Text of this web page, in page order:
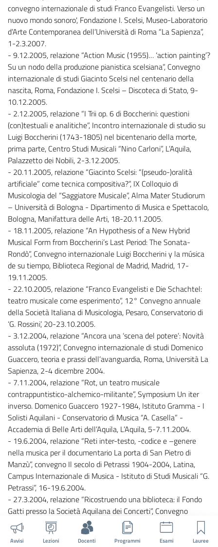
convegno internazionale di studi Franco Evangelisti. Verso un
nuovo mondo sonoro', Fondazione I. Scelsi, Museo-Laboratorio
d’Arte Contemporanea dell’Università di Roma “La Sapienza”,
1-2.3.2007.
- 9.12.2005, relazione “Action Music (1955)… ‘action painting’?
Su un nodo della produzione pianistica scelsiana”, Convegno
internazionale di studi Giacinto Scelsi nel centenario della
nascita, Roma, Fondazione I. Scelsi – Discoteca di Stato, 9-
10.12.2005.
- 2.12.2005, relazione “I Trii op. 6 di Boccherini: questioni
(con)testuali e analitiche”, Incontro internazionale di studio su
Luigi Boccherini (1743-1805) nel bicentenario della morte,
prima parte, Centro Studi Musicali “Nino Carloni”, L’Aquila,
Palazzetto dei Nobili, 2-3.12.2005.
- 20.11.2005, relazione “Giacinto Scelsi: “(pseudo-)oralità
artificiale” come tecnica compositiva?”, IX Colloquio di
Musicologia del “Saggiatore Musicale”, Alma Mater Studiorum
– Università di Bologna - Dipartimento di Musica e Spettacolo,
Bologna, Manifattura delle Arti, 18-20.11.2005.
- 18.11.2005, relazione “An Hypothesis of a New Hybrid
Musical Form from Boccherini’s Last Period: The Sonata-
Rondò”, Convegno internazionale Luigi Boccherini y la música
de su tiempo, Biblioteca Regional de Madrid, Madrid, 17-
19.11.2005.
- 22.10.2005, relazione “Franco Evangelisti e Die Schachtel:
teatro musicale come esperimento”, 12° Convegno annuale
della Società Italiana di Musicologia, Pesaro, Conservatorio di
‘G. Rossini’, 20-23.10.2005.
- 3.12.2004, relazione “Ancora una ‘scena del potere’: Novità
assoluta (1972)”, Convegno internazionale di studi Domenico
Guaccero, teoria e prassi dell’avanguardia, Roma, Università La
Sapienza, 2-4 dicembre 2004.
- 7.11.2004, relazione “Rot, un teatro musicale
contrappuntistico-alchemico-militante”, Symposium Un iter
inverso. Domenico Guaccero 1927-1984, Istituto Gramma - I
Solisti Aquilani - Conservatorio di Musica “A. Casella” -
Accademia di Belle Arti dell’Aquila, L’Aquila, 5-7.11.2004.
- 19.6.2004, relazione “Reti inter-testo, -codice e –genere
nella musica per il documentario La porta di San Pietro di
Manzù”, convegno Il secolo di Petrassi 1904-2004, Latina,
Campus Internazionale di Musica - Istituto di Studi Musicali “G.
Petrassi”, 16-19.6.2004.
- 27.3.2004, relazione “Ricostruendo una biblioteca: il Fondo
Gatti presso la Società Aquilana dei Concerti”, Convegno
Internazionale di Studi Lo sguardo lieto di Guido M. Gatti sul
Novecento musicale, Chieti, Università degli Studi “G.
Avvisi Lezioni Docenti Programmi Esami Lauree